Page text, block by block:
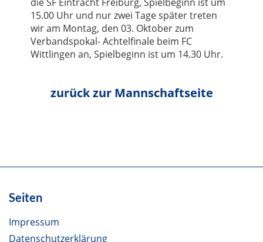
15.00 Uhr und nur zwei Tage später treten
wir am Montag, den 03. Oktober zum
Verbandspokal- Achtelfinale beim FC
Wittlingen an, Spielbeginn ist um 14.30 Uhr.
Seiten
Impressum
Datenschutzerklärung